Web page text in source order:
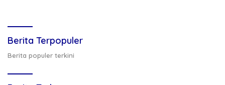
Berita Terpopuler
Berita populer terkini